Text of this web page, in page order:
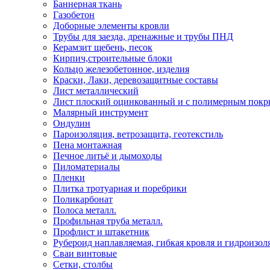
Баннерная ткань
Газобетон
Доборные элементы кровли
Трубы для заезда, дренажные и трубы ПНД
Керамзит щебень, песок
Кирпич,строительные блоки
Кольцо железобетонное, изделия
Краски, Лаки, деревозащитные составы
Лист металлический
Лист плоский оцинкованный и с полимерным
Малярный инструмент
Ондулин
Пароизоляция, ветрозащита, геотекстиль
Пена монтажная
Печное литьё и дымоходы
Пиломатериалы
Пленки
Плитка тротуарная и поребрики
Поликарбонат
Полоса металл.
Профильная труба металл.
Профлист и штакетник
Рубероид наплавляемая, гибкая кровля и
Сваи винтовые
Сетки, столбы